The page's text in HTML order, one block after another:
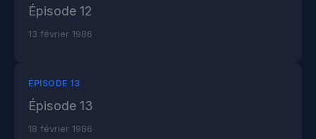
Épisode 12
13 février 1986
ÉPISODE 13
Épisode 13
18 février 1986